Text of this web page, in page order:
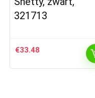
321713
€33.48